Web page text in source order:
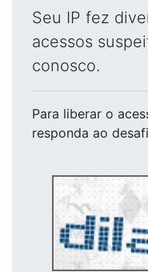
Seu IP fez
acessos
conosco.
Para liberar o
responda ao